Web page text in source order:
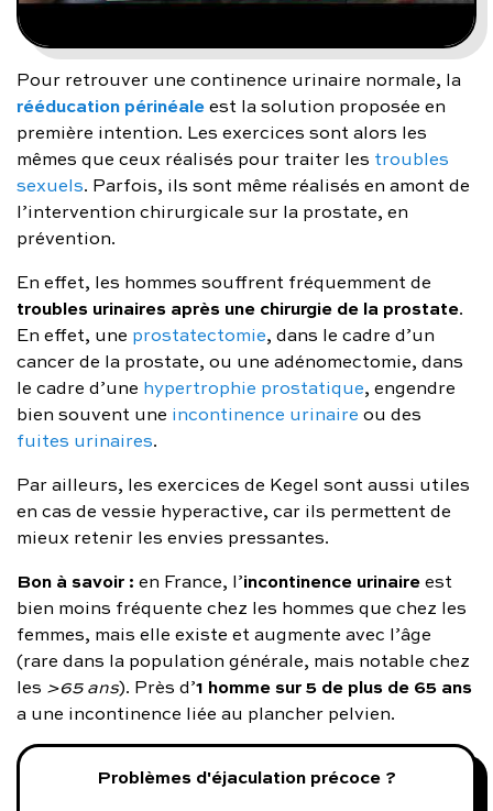
Pour retrouver une continence urinaire normale, la
rééducation périnéaleest la solution proposée en
première intention. Les exercices sont alors les
mêmes que ceux réalisés pour traiter les troubles
sexuels. Parfois, ils sont même réalisés en amont de
l’intervention chirurgicale sur la prostate, en
prévention.
En effet, les hommes souffrent fréquemment de
troubles urinaires après une chirurgie de la prostate.
En effet, une prostatectomie, dans le cadre d’un
cancer de la prostate, ou une adénomectomie, dans
le cadre d’une hypertrophie prostatique, engendre
bien souvent une incontinence urinaire ou des
fuites urinaires.
Par ailleurs, les exercices de Kegel sont aussi utiles
en cas de vessie hyperactive, car ils permettent de
mieux retenir les envies pressantes.
Bon à savoir : en France, l’incontinence urinaireest
bien moins fréquente chez les hommes que chez les
femmes, mais elle existe et augmente avec l’âge
(rare dans la population générale, mais notable chez
les >65 ans). Près d’1 homme sur 5 de plus de 65 ans
a une incontinence liée au plancher pelvien.
Problèmes d'éjaculation précoce ?